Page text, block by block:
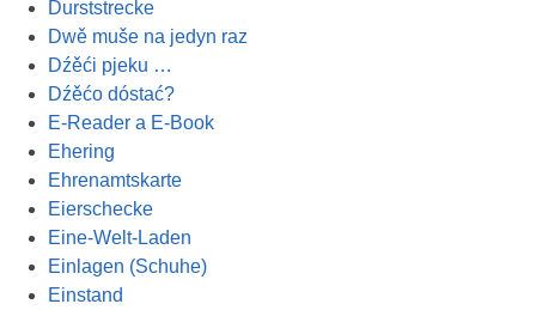
Durststrecke
Dwě muše na jedyn raz
Dźěći pjeku …
Dźěćo dóstać?
E-Reader a E-Book
Ehering
Ehrenamtskarte
Eierschecke
Eine-Welt-Laden
Einlagen (Schuhe)
Einstand